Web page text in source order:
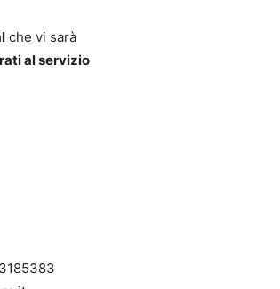
che vi sarà
al servizio